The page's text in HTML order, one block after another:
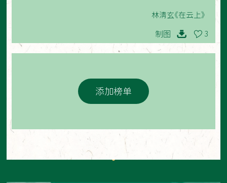
林清玄《在云上》
制图 3
添加榜单